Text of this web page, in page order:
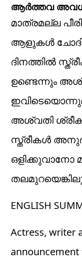
ആർത്തവ
മാത്രമല്ല
ആളുകൾ
ദിനത്തിൽ
ഉണ്ടെന്നും
അശ്വതി
സ്ത്രീകൾ
ഒളിക്കുവാനോ
ENGLISH
Actress, writer